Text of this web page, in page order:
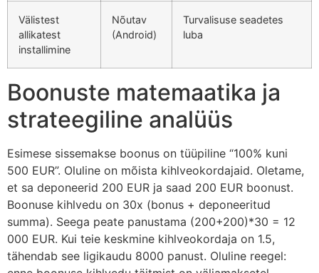
Välistest
allikatest
installimine
Nõutav
(Android)
Turvalisuse seadetes
luba
Boonuste matemaatika ja
strateegiline analüüs
Esimese sissemakse boonus on tüüpiline “100% kuni
500 EUR”. Oluline on mõista kihlveokordajaid. Oletame,
et sa deponeerid 200 EUR ja saad 200 EUR boonust.
Boonuse kihlvedu on 30x (bonus + deponeeritud
summa). Seega peate panustama (200+200)*30 = 12
000 EUR. Kui teie keskmine kihlveokordaja on 1.5,
tähendab see ligikaudu 8000 panust. Oluline reegel: